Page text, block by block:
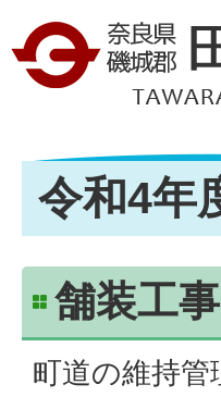
令和4年
舗装工事
町道の維持